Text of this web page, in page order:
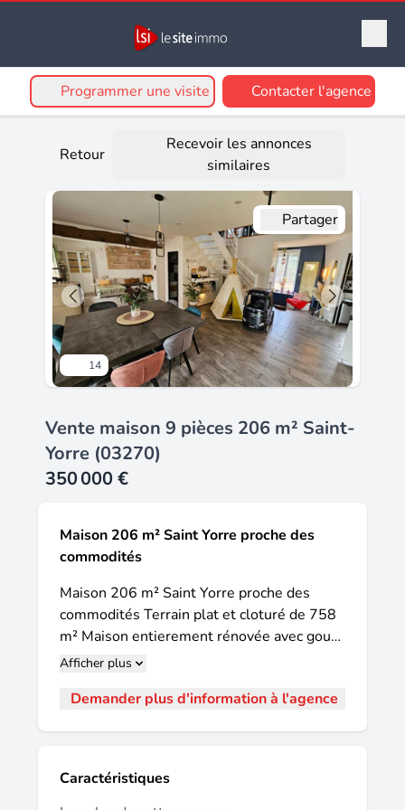
Programmer une visite Contacter l'agence
Retour
Recevoir les annonces
similaires
14
Partager
Vente maison 9 pièces 206 m² Saint-
Yorre (03270)
350 000 €
Maison 206 m² Saint Yorre proche des
commodités
Maison 206 m² Saint Yorre proche des
commodités Terrain plat et cloturé de 758
m² Maison entierement rénovée avec gout
Elle se compose au rdc d' une entrée avec
a manger de 50 m², une chambre, un wc
chambres avec placard dont 2 avec salle
d'eau privative, un bureau, une salle de bain
Afficher plus
Demander plus d'information à l'agence
Caractéristiques